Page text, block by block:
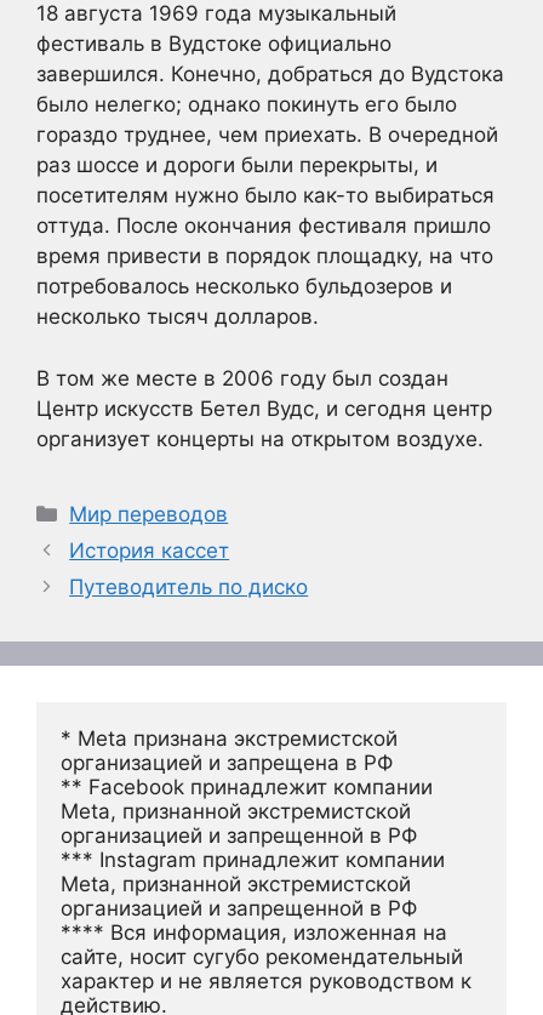
18 августа 1969 года музыкальный
фестиваль в Вудстоке официально
завершился. Конечно, добраться до Вудстока
было нелегко; однако покинуть его было
гораздо труднее, чем приехать. В очередной
раз шоссе и дороги были перекрыты, и
посетителям нужно было как-то выбираться
оттуда. После окончания фестиваля пришло
время привести в порядок площадку, на что
потребовалось несколько бульдозеров и
несколько тысяч долларов.
В том же месте в 2006 году был создан
Центр искусств Бетел Вудс, и сегодня центр
организует концерты на открытом воздухе.
Рубрики
Мир переводов
История кассет
Путеводитель по диско
* Meta признана экстремистской
организацией и запрещена в РФ
** Facebook принадлежит компании
Meta, признанной экстремистской
организацией и запрещенной в РФ
*** Instagram принадлежит компании
Meta, признанной экстремистской
организацией и запрещенной в РФ
**** Вся информация, изложенная на
сайте, носит сугубо рекомендательный
характер и не является руководством к
действию.